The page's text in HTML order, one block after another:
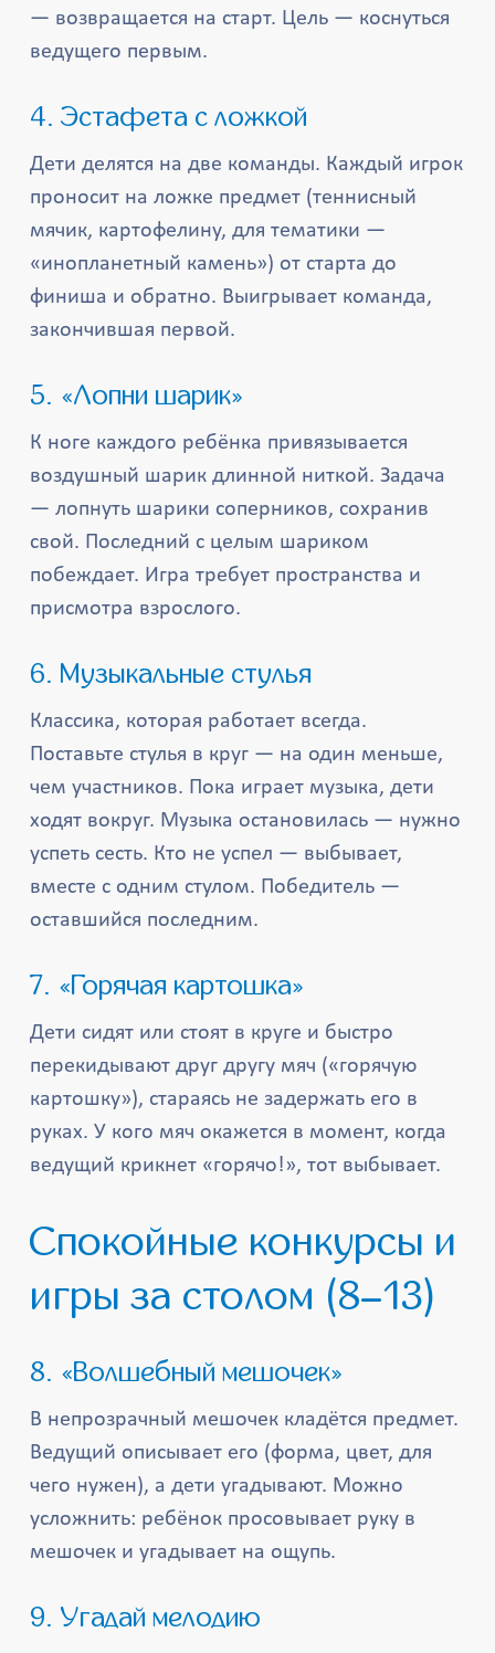
— возвращается на старт. Цель — коснуться
ведущего первым.
4. Эстафета с ложкой
Дети делятся на две команды. Каждый игрок
проносит на ложке предмет (теннисный
мячик, картофелину, для тематики —
«инопланетный камень») от старта до
финиша и обратно. Выигрывает команда,
закончившая первой.
5. «Лопни шарик»
К ноге каждого ребёнка привязывается
воздушный шарик длинной ниткой. Задача
— лопнуть шарики соперников, сохранив
свой. Последний с целым шариком
побеждает. Игра требует пространства и
присмотра взрослого.
6. Музыкальные стулья
Классика, которая работает всегда.
Поставьте стулья в круг — на один меньше,
чем участников. Пока играет музыка, дети
ходят вокруг. Музыка остановилась — нужно
успеть сесть. Кто не успел — выбывает,
вместе с одним стулом. Победитель —
оставшийся последним.
7. «Горячая картошка»
Дети сидят или стоят в круге и быстро
перекидывают друг другу мяч («горячую
картошку»), стараясь не задержать его в
руках. У кого мяч окажется в момент, когда
ведущий крикнет «горячо!», тот выбывает.
Спокойные конкурсы и
игры за столом (8–13)
8. «Волшебный мешочек»
В непрозрачный мешочек кладётся предмет.
Ведущий описывает его (форма, цвет, для
чего нужен), а дети угадывают. Можно
усложнить: ребёнок просовывает руку в
мешочек и угадывает на ощупь.
9. Угадай мелодию